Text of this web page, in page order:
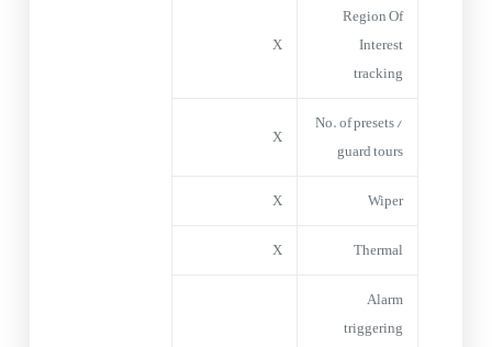
Region Of
Interest
tracking
X
No. of presets /
guard tours
X
Wiper
X
Thermal
X
Alarm
triggering